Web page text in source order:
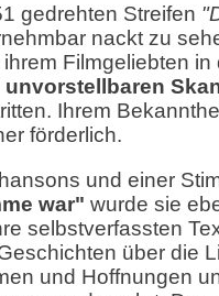
gedrehten Streifen
nackt zu
Filmgeliebten
unvorstellbaren
Ihrem
förderlich.
und einer
war" wurde sie
selbstverfassten
über die
und Hoffnungen